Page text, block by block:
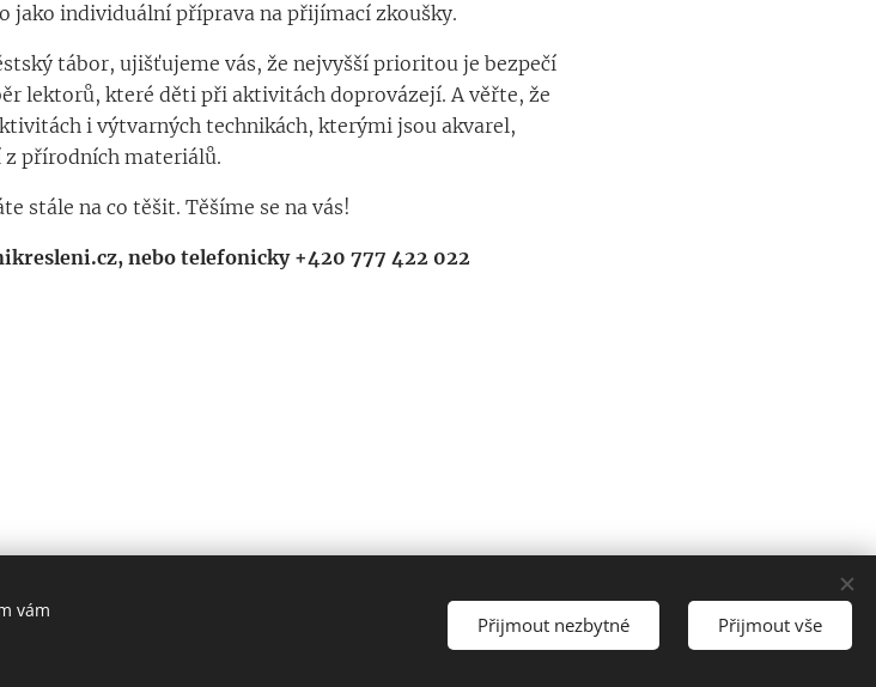
jako individuální příprava na přijímací zkoušky.
tábor, ujišťujeme vás, že nejvyšší prioritou je bezpečí
lektorů, které děti při aktivitách doprovázejí. A věřte, že
i výtvarných technikách, kterými jsou akvarel,
přírodních materiálů.
stále na co těšit. Těšíme se na vás!
nebo telefonicky +420 777 422 022
Výtvarný ateliér Malování a kreslení, tel: 777 422 022 Cookies
vám
Přijmout nezbytné Přijmout vše